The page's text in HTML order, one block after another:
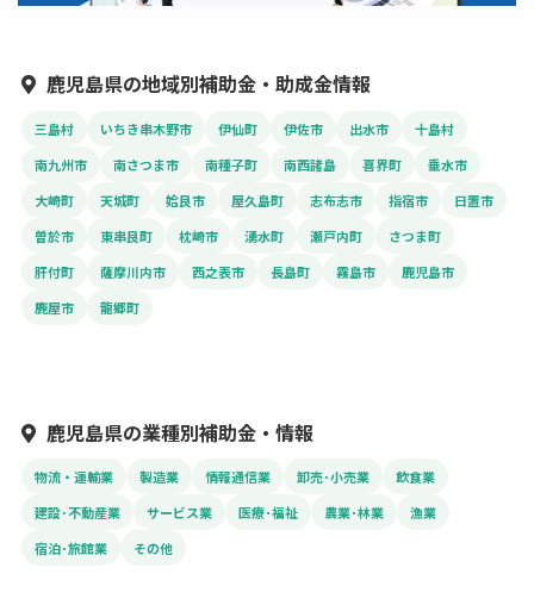
鹿児島県の地域別補助金・助成金情報
三島村 いちき串木野市 伊仙町 伊佐市 出水市
十島村
南九州市
南さつま市 南種子町 南西諸島 喜界町
垂水市
大崎町
天城町 姶良市 屋久島町 志布志市 指宿市
日置市
曽於市
東串良町 枕崎市 湧水町 瀬戸内町
さつま町
肝付町
薩摩川内市 西之表市 長島町 霧島市
鹿児島市
鹿屋市
龍郷町
鹿児島県の業種別補助金・情報
物流・運輸業 製造業 情報通信業 卸売･小売業
飲食業
建設･不動産業
サービス業 医療･福祉 農業･林業
漁業
宿泊･旅館業
その他